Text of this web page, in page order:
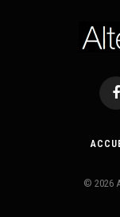
© 2026